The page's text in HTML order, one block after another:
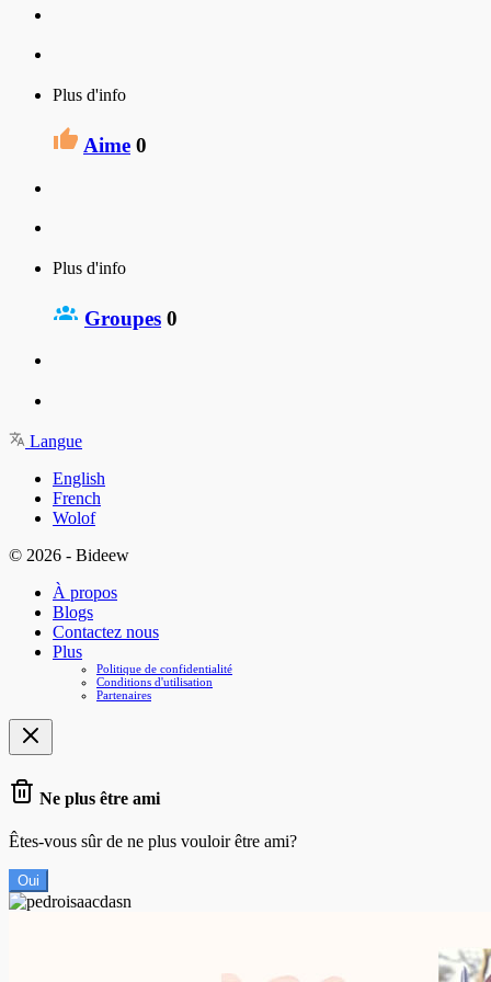
Plus d'info
Aime 0
Plus d'info
Groupes 0
Langue
English
French
Wolof
© 2026 - Bideew
À propos
Blogs
Contactez nous
Plus
Politique de confidentialité
Conditions d'utilisation
Partenaires
Ne plus être ami
Êtes-vous sûr de ne plus vouloir être ami?
Oui